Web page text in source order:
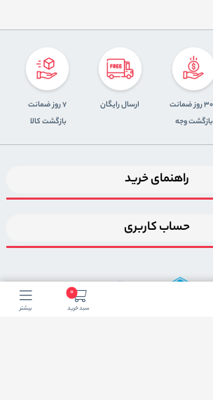
0
سبد خرید بیشتر
30 روز ضمانت
بازگشت وجه
ارسال رایگان
7 روز ضمانت
بازگشت کالا
راهنمای خرید
حساب کاربری